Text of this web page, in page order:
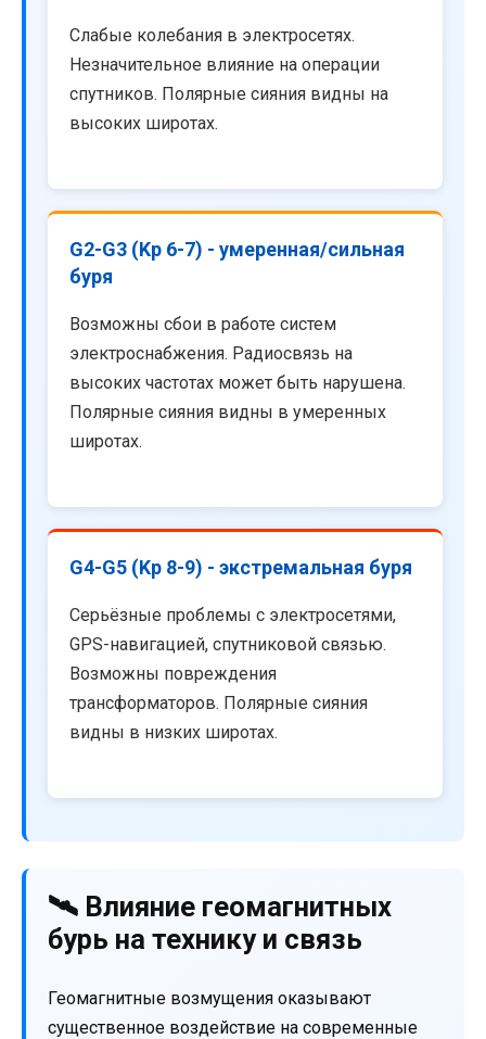
Слабые колебания в электросетях.
Незначительное влияние на операции
спутников. Полярные сияния видны на
высоких широтах.
G2-G3 (Kp 6-7) - умеренная/сильная
буря
Возможны сбои в работе систем
электроснабжения. Радиосвязь на
высоких частотах может быть нарушена.
Полярные сияния видны в умеренных
широтах.
G4-G5 (Kp 8-9) - экстремальная буря
Серьёзные проблемы с электросетями,
GPS-навигацией, спутниковой связью.
Возможны повреждения
трансформаторов. Полярные сияния
видны в низких широтах.
🛰️ Влияние геомагнитных
бурь на технику и связь
Геомагнитные возмущения оказывают
существенное воздействие на современные